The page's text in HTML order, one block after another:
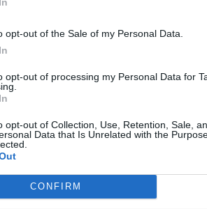
opt-out of the Sale of my Personal Data.
opt-out of processing my Personal Data for
opt-out of Collection, Use, Retention, Sale,
Data that Is Unrelated with the
CONFIRM
tendencijos lemia viską, o plaukų
bruožais. Būtent todėl kai kurie
– švelnus „liftingo“